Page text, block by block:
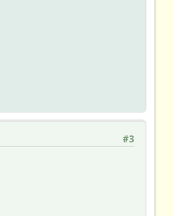
#3